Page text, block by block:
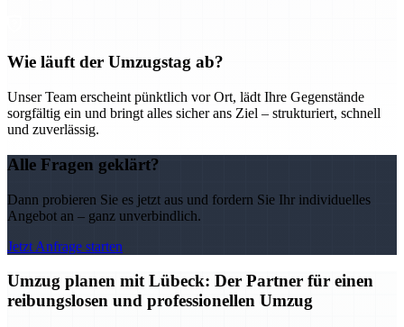
Wie läuft der Umzugstag ab?
Unser Team erscheint pünktlich vor Ort, lädt Ihre Gegenstände
sorgfältig ein und bringt alles sicher ans Ziel – strukturiert, schnell
und zuverlässig.
Alle Fragen geklärt?
Dann probieren Sie es jetzt aus und fordern Sie Ihr individuelles
Angebot an – ganz unverbindlich.
Jetzt Anfrage starten
Umzug planen mit Lübeck: Der Partner für einen
reibungslosen und professionellen Umzug